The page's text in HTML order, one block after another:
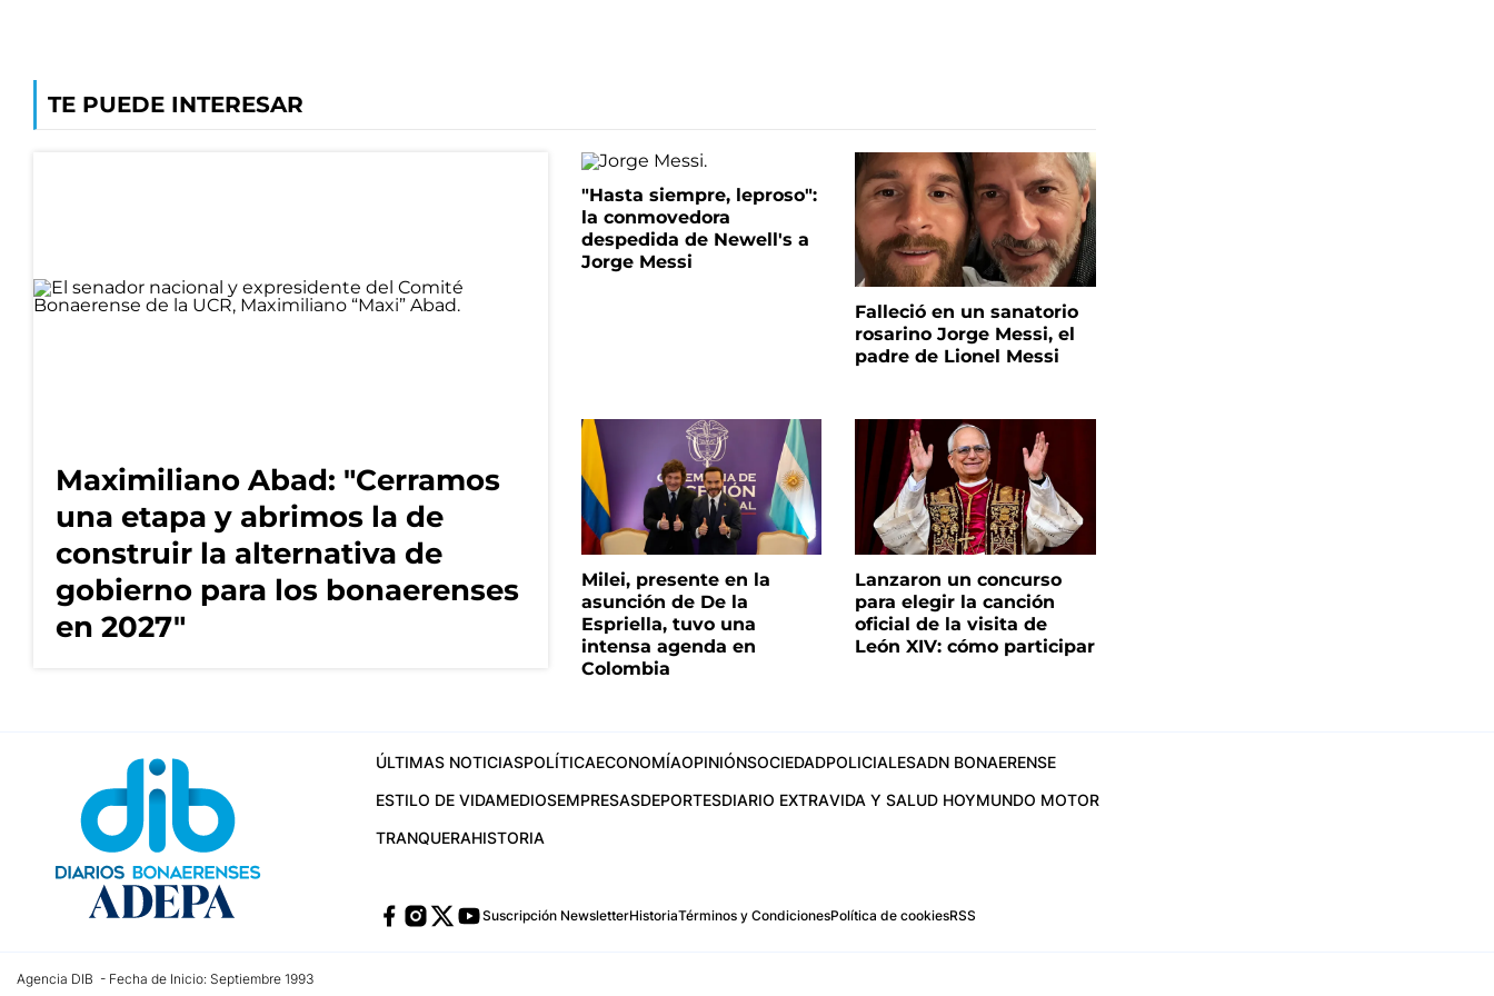
TE PUEDE INTERESAR
Maximiliano Abad: "Cerramos
una etapa y abrimos la de
construir la alternativa de
gobierno para los bonaerenses
en 2027"
"Hasta siempre, leproso":
la conmovedora
despedida de Newell's a
Jorge Messi
Falleció en un sanatorio
rosarino Jorge Messi, el
padre de Lionel Messi
Milei, presente en la
asunción de De la
Espriella, tuvo una
intensa agenda en
Colombia
Lanzaron un concurso
para elegir la canción
oficial de la visita de
León XIV: cómo participar
ÚLTIMAS NOTICIASPOLÍTICAECONOMÍAOPINIÓNSOCIEDADPOLICIALESADN BONAERENSE
ESTILO DE VIDAMEDIOSEMPRESASDEPORTESDIARIO EXTRAVIDA Y SALUD HOYMUNDO MOTOR
TRANQUERAHISTORIA
Suscripción NewsletterHistoriaTérminos y CondicionesPolítica de cookiesRSS
Agencia DIB - Fecha de Inicio: Septiembre 1993